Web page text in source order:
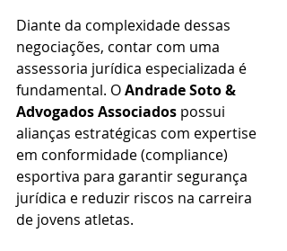
Diante da complexidade dessas
negociações, contar com uma
assessoria jurídica especializada é
fundamental. O Andrade Soto &
Advogados Associados possui
alianças estratégicas com expertise
em conformidade (compliance)
esportiva para garantir segurança
jurídica e reduzir riscos na carreira
de jovens atletas.